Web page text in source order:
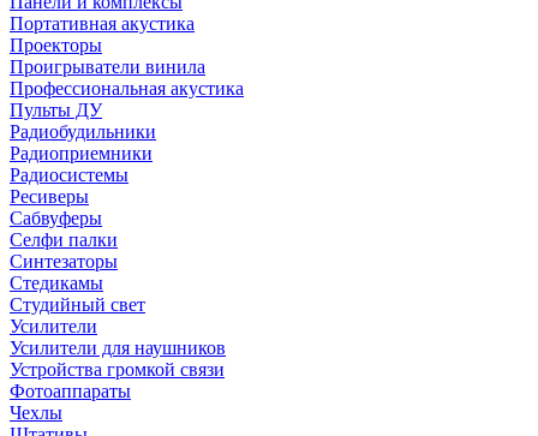
Портативная акустика
Проекторы
Проигрыватели винила
Профессиональная акустика
Пульты ДУ
Радиобудильники
Радиоприемники
Радиосистемы
Ресиверы
Сабвуферы
Селфи палки
Синтезаторы
Стедикамы
Студийный свет
Усилители
Усилители для наушников
Устройства громкой связи
Фотоаппараты
Чехлы